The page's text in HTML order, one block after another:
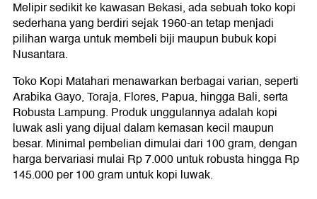
Melipir sedikit ke kawasan Bekasi, ada sebuah toko kopi
sederhana yang berdiri sejak 1960-an tetap menjadi
pilihan warga untuk membeli biji maupun bubuk kopi
Nusantara.
Toko Kopi Matahari menawarkan berbagai varian, seperti
Arabika Gayo, Toraja, Flores, Papua, hingga Bali, serta
Robusta Lampung. Produk unggulannya adalah kopi
luwak asli yang dijual dalam kemasan kecil maupun
besar. Minimal pembelian dimulai dari 100 gram, dengan
harga bervariasi mulai Rp 7.000 untuk robusta hingga Rp
145.000 per 100 gram untuk kopi luwak.